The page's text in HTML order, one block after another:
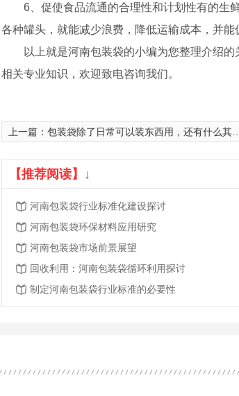
6、促使食品流通的合理性和计划性有的生
各种罐头，就能减少浪费，降低运输成本，并能
以上就是河南包装袋的小编为您整理介绍
相关专业知识，欢迎致电咨询我们。
上一篇： 包装袋除了日常可以装东西用，还有什么其他的用途呢？
【推荐阅读】↓
河南包装袋行业标准化建设探讨
河南包装袋环保材料应用研究
河南包装袋市场前景展望
回收利用：河南包装袋循环利用探讨
制定河南包装袋行业标准的必要性